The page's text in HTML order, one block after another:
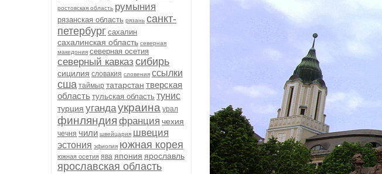
ростовская область румыния
рязанская область рязань санкт-
петербург сахалин
сахалинская область северная
македония северная осетия
северный кавказ сибирь
сицилия словакия словения ссылки
сша таймыр татарстан тверская
область тульская область тунис
турция угандаукраина урал
финляндия франция чехия
чечня чили швейцария швеция
эстония эфиопия южная корея
южная осетия ява япония ярославль
ярославская область